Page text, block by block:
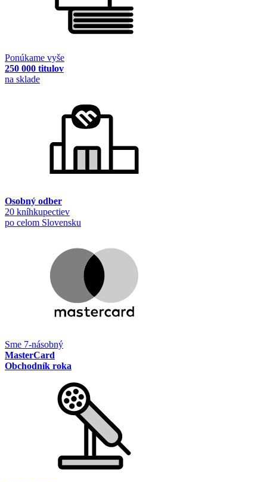
Ponúkame vyše
250 000 titulov
na sklade
Osobný odber
20 kníhkupectiev
po celom Slovensku
Sme 7-násobný
MasterCard
Obchodník roka